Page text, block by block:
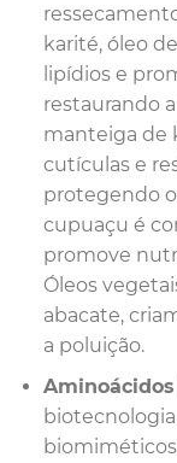
karité, óleo
lipídios e
restaurando
manteiga de
cutículas e
protegendo
cupuaçu é
promove
Óleos
abacate,
a poluição.